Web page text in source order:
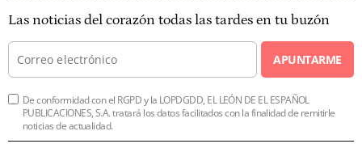
Las noticias del corazón todas las tardes en tu buzón
APUNTARME
De conformidad con el RGPD y la LOPDGDD, EL LEÓN DE EL ESPAÑOL
PUBLICACIONES, S.A. tratará los datos facilitados con la finalidad de remitirle
noticias de actualidad.